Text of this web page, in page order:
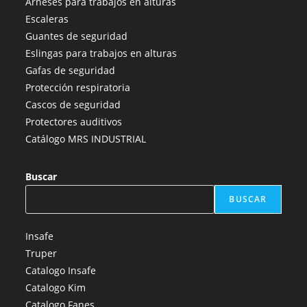
en
una
nueva
pestaña
una
nueva
pestaña
una
nueva
pestaña
nueva
Escaleras
Guantes de seguridad
Eslingas para trabajos en alturas
Gafas de seguridad
Protección respiratoria
Cascos de seguridad
Protectores auditivos
Catálogo MRS INDUSTRIAL
Buscar
BUSCAR
Insafe
Truper
Catalogo Insafe
Catalogo Kim